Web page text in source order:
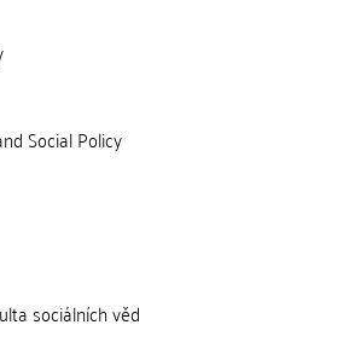
Social Policy
sociálních věd